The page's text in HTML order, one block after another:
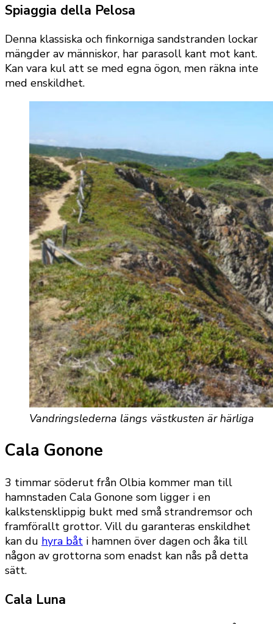
Spiaggia della Pelosa
Denna klassiska och finkorniga sandstranden lockar
mängder av människor, har parasoll kant mot kant.
Kan vara kul att se med egna ögon, men räkna inte
med enskildhet.
Vandringslederna längs västkusten är härliga
Cala Gonone
3 timmar söderut från Olbia kommer man till
hamnstaden Cala Gonone som ligger i en
kalkstensklippig bukt med små strandremsor och
framförallt grottor. Vill du garanteras enskildhet
kan du hyra båt i hamnen över dagen och åka till
någon av grottorna som enadst kan nås på detta
sätt.
Cala Luna